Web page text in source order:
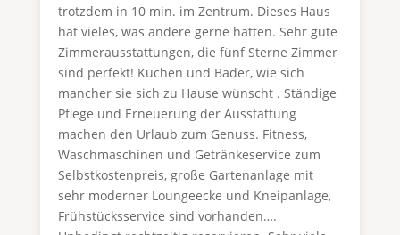
trotzdem in 10 min. im Zentrum. Dieses Haus
hat vieles, was andere gerne hätten. Sehr gute
Zimmerausstattungen, die fünf Sterne Zimmer
sind perfekt! Küchen und Bäder, wie sich
mancher sie sich zu Hause wünscht . Ständige
Pflege und Erneuerung der Ausstattung
machen den Urlaub zum Genuss. Fitness,
Waschmaschinen und Getränkeservice zum
Selbstkostenpreis, große Gartenanlage mit
sehr moderner Loungeecke und Kneipanlage,
Frühstücksservice sind vorhanden….